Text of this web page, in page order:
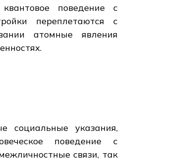
поведение с
переплетаются с
атомные явления
социальные указания,
поведение с
связи, так